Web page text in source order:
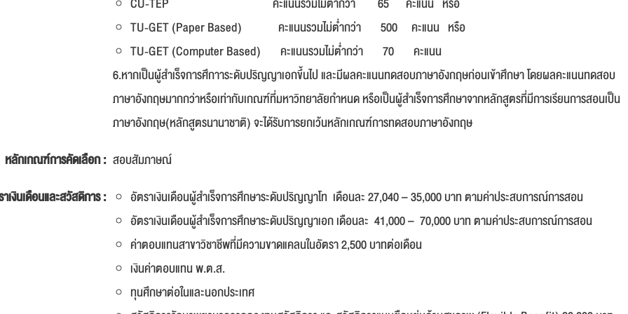
TU-GET (Paper Based) คะแนนรวมไม่ต่ำกว่า 500 คะแนน หรือ
TU-GET (Computer Based) คะแนนรวมไม่ต่ำกว่า 70 คะแนน
6.หากเป็นผู้สำเร็จการศึกาาระดับปริญญาเอกขึ้นไป และมีผลคะแนนทดสอบภาษาอังกฤษก่อนเข้าศึกษา โดยผลคะแนนทดสอบ
ภาษาอังกฤษมากกว่าหรือเท่ากับเกณฑ์ที่มหาวิทยาลัยกำหนด หรือเป็นผู้สำเร็จการศึกษาจากหลักสูตรที่มีการเรียนการสอนเป็น
ภาษาอังกฤษ(หลักสูตรนานาชาติ) จะได้รับการยกเว้นหลักเกณฑ์การทดสอบภาษาอังกฤษ
หลักเกณฑ์การคัดเลือก : สอบสัมภาษณ์
เงินเดือนและสวัสดิการ :
อัตราเงินเดือนผู้สำเร็จการศึกษาระดับปริญญาโท เดือนละ 27,040 – 35,000 บาท ตามค่าประสบการณ์การสอน
อัตราเงินเดือนผู้สำเร็จการศึกษาระดับปริญญาเอก เดือนละ 41,000 – 70,000 บาท ตามค่าประสบการณ์การสอน
ค่าตอบแทนสาขาวิชาชีพที่มีความขาดแคลนในอัตรา 2,500 บาทต่อเดือน
เงินค่าตอบแทน พ.ต.ส.
ทุนศึกษาต่อในและนอกประเทศ